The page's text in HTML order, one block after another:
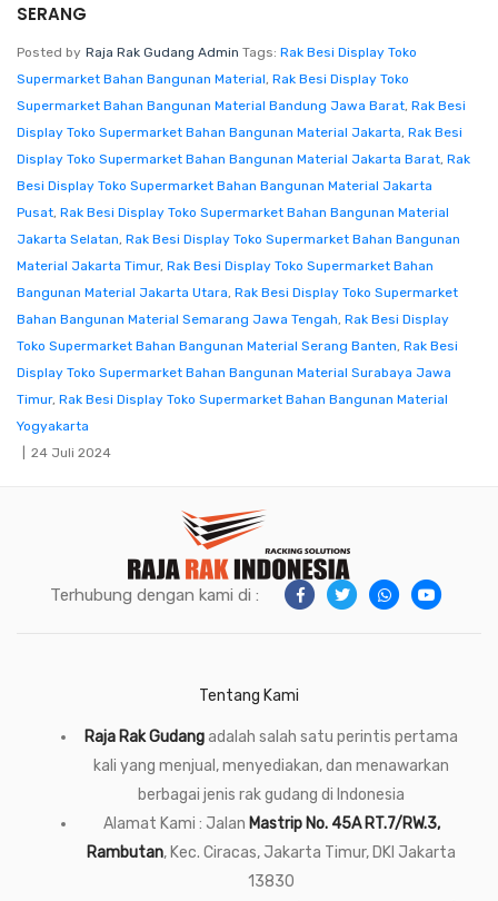
SERANG
Posted by Raja Rak Gudang Admin Tags: Rak Besi Display Toko
Supermarket Bahan Bangunan Material, Rak Besi Display Toko
Supermarket Bahan Bangunan Material Bandung Jawa Barat, Rak Besi
Display Toko Supermarket Bahan Bangunan Material Jakarta, Rak Besi
Display Toko Supermarket Bahan Bangunan Material Jakarta Barat, Rak
Besi Display Toko Supermarket Bahan Bangunan Material Jakarta
Pusat, Rak Besi Display Toko Supermarket Bahan Bangunan Material
Jakarta Selatan, Rak Besi Display Toko Supermarket Bahan Bangunan
Material Jakarta Timur, Rak Besi Display Toko Supermarket Bahan
Bangunan Material Jakarta Utara, Rak Besi Display Toko Supermarket
Bahan Bangunan Material Semarang Jawa Tengah, Rak Besi Display
Toko Supermarket Bahan Bangunan Material Serang Banten, Rak Besi
Display Toko Supermarket Bahan Bangunan Material Surabaya Jawa
Timur, Rak Besi Display Toko Supermarket Bahan Bangunan Material
Yogyakarta
24 Juli 2024
Terhubung dengan kami di :
Tentang Kami
Raja Rak Gudangadalah salah satu perintis pertama
kali yang menjual, menyediakan, dan menawarkan
berbagai jenis rak gudang di Indonesia
Alamat Kami : Jalan Mastrip No. 45A RT.7/RW.3,
Rambutan, Kec. Ciracas, Jakarta Timur, DKI Jakarta
13830